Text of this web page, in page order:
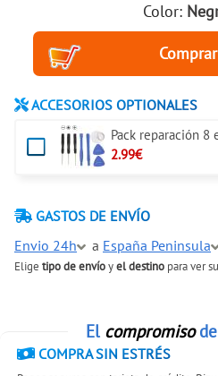
Color:
ACCESORIOS OPTIONALES
Pack reparación 8
2.99€
GASTOS DE ENVÍO
Envio 24h
a España Peninsula
Elige tipo de envíoyel destino para ver
El compromisode
COMPRA SIN ESTRÉS